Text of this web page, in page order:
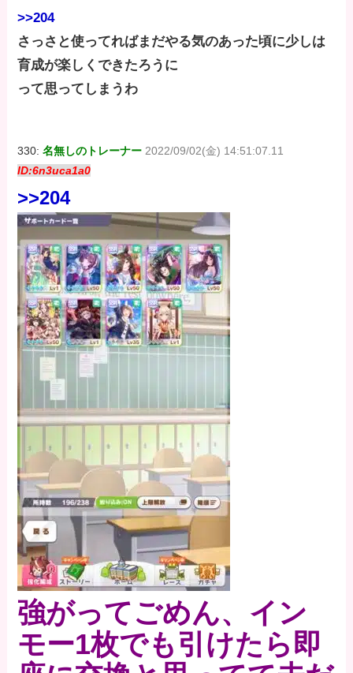
>>204
さっさと使ってればまだやる気のあった頃に少しは
育成が楽しくできたろうに
って思ってしまうわ
330:名無しのトレーナー 2022/09/02(金) 14:51:07.11
ID:6n3uca1a0
>>204
強がってごめん、イン
モー1枚でも引けたら即